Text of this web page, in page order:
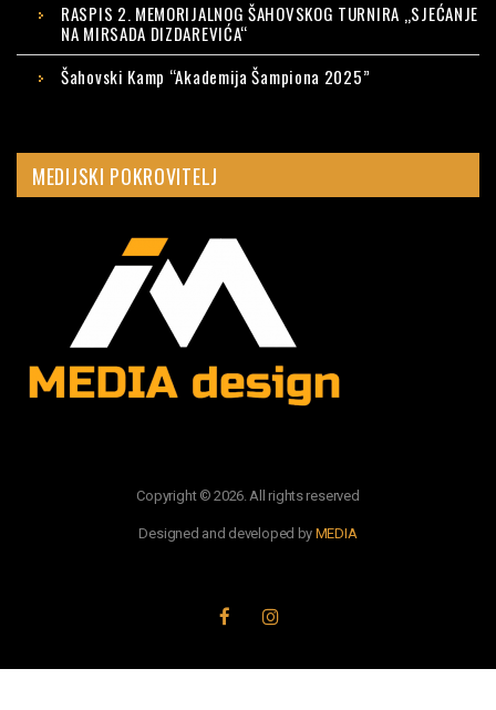
RASPIS 2. MEMORIJALNOG ŠAHOVSKOG TURNIRA „SJEĆANJE
NA MIRSADA DIZDAREVIĆA“
Šahovski Kamp “Akademija Šampiona 2025”
MEDIJSKI POKROVITELJ
Copyright © 2026. All rights reserved
Designed and developed by MEDIA